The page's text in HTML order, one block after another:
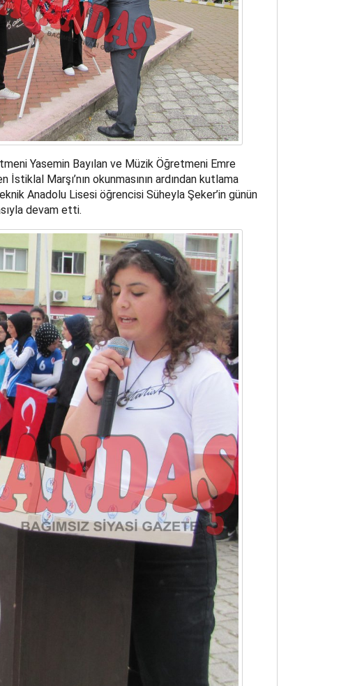
Yasemin Bayılan ve Müzik Öğretmeni Emre
Marşı’nın okunmasının ardından kutlama
Anadolu Lisesi öğrencisi Süheyla Şeker’in günün
devam etti.